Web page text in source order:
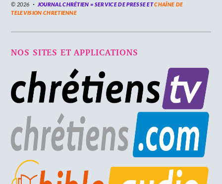
© 2026 JOURNAL CHRÉTIEN = SERVICE DE PRESSE ETCHAÎNE DE
TELEVISION CHRETIENNE
NOS SITES ET APPLICATIONS